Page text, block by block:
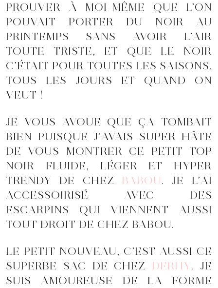
PROUVER À MOI-MÊME QUE L’ON
POUVAIT PORTER DU NOIR AU
PRINTEMPS SANS AVOIR L’AIR
TOUTE TRISTE, ET QUE LE NOIR
C’ÉTAIT POUR TOUTES LES SAISONS,
TOUS LES JOURS ET QUAND ON
VEUT !
JE VOUS AVOUE QUE ÇA TOMBAIT
BIEN PUISQUE J’AVAIS SUPER HÂTE
DE VOUS MONTRER CE PETIT TOP
NOIR FLUIDE, LÉGER ET HYPER
TRENDY DE CHEZ BABOU. JE L’AI
ACCESSOIRISÉ AVEC DES
ESCARPINS QUI VIENNENT AUSSI
TOUT DROIT DE CHEZ BABOU.
LE PETIT NOUVEAU, C’EST AUSSI CE
SUPERBE SAC DE CHEZ DERHY. JE
SUIS AMOUREUSE DE LA FORME